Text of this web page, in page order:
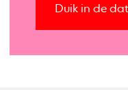
Duik in de